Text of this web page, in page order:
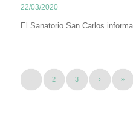
22/03/2020
El Sanatorio San Carlos
2 3 › »